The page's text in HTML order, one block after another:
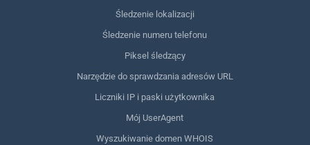
Śledzenie lokalizacji
Śledzenie numeru telefonu
Piksel śledzący
Narzędzie do sprawdzania adresów URL
Liczniki IP i paski użytkownika
Mój UserAgent
Wyszukiwanie domen WHOIS